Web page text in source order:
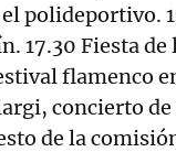
polideportivo.
17.30 Fiesta
flamenco
concierto
de la